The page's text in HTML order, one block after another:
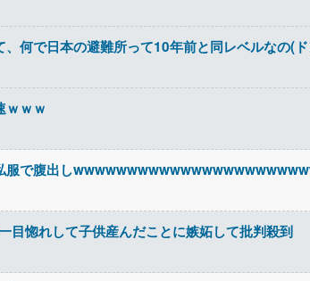
、何で日本の避難所って10年前と同レベルなの(
ｗｗｗ
私服で腹出し
目惚れして子供産んだことに嫉妬して批判殺到